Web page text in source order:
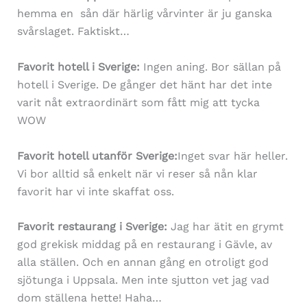
hemma en sån där härlig vårvinter är ju ganska
svårslaget. Faktiskt…
Favorit hotell i Sverige: Ingen aning. Bor sällan på
hotell i Sverige. De gånger det hänt har det inte
varit nåt extraordinärt som fått mig att tycka
WOW
Favorit hotell utanför Sverige:Inget svar här heller.
Vi bor alltid så enkelt när vi reser så nån klar
favorit har vi inte skaffat oss.
Favorit restaurang i Sverige: Jag har ätit en grymt
god grekisk middag på en restaurang i Gävle, av
alla ställen. Och en annan gång en otroligt god
sjötunga i Uppsala. Men inte sjutton vet jag vad
dom ställena hette! Haha…